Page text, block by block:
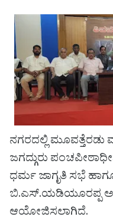
ನಗರದಲ್ಲಿ ಮೂವತ್ತೆರಡು
ಜಗದ್ಗುರು
ಧರ್ಮ ಜಾಗೃತಿ ಸಭೆ
ಬಿ.ಎಸ್.ಯಡಿಯೂರಪ್ಪ
ಆಯೋಜಿಸಲಾಗಿದೆ.